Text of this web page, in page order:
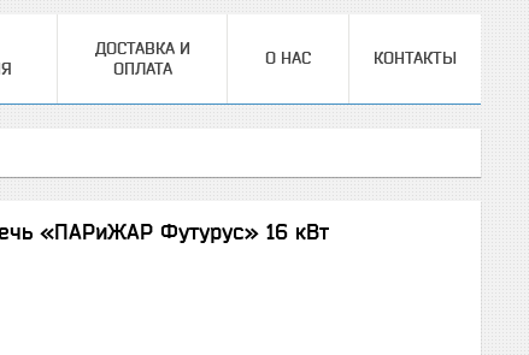
ДОСТАВКА И
ОПЛАТА
О НАС КОНТАКТЫ
«ПАРиЖАР Футурус» 16 кВт